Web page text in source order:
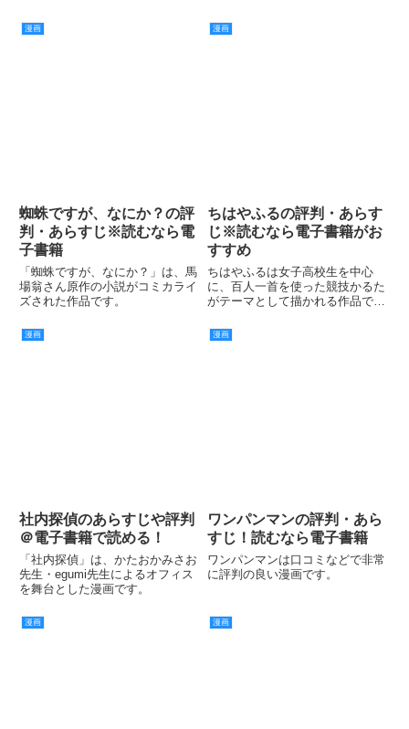
漫画
蜘蛛ですが、なにか？の評
判・あらすじ※読むなら電
子書籍
「蜘蛛ですが、なにか？」は、馬
場翁さん原作の小説がコミカライ
ズされた作品です。
漫画
ちはやふるの評判・あらす
じ※読むなら電子書籍がお
すすめ
ちはやふるは女子高校生を中心
に、百人一首を使った競技かるた
がテーマとして描かれる作品で
漫画
社内探偵のあらすじや評判
＠電子書籍で読める！
「社内探偵」は、かたおかみさお
先生・egumi先生によるオフィス
を舞台とした漫画です。
漫画
ワンパンマンの評判・あら
すじ！読むなら電子書籍
ワンパンマンは口コミなどで非常
に評判の良い漫画です。
漫画 漫画